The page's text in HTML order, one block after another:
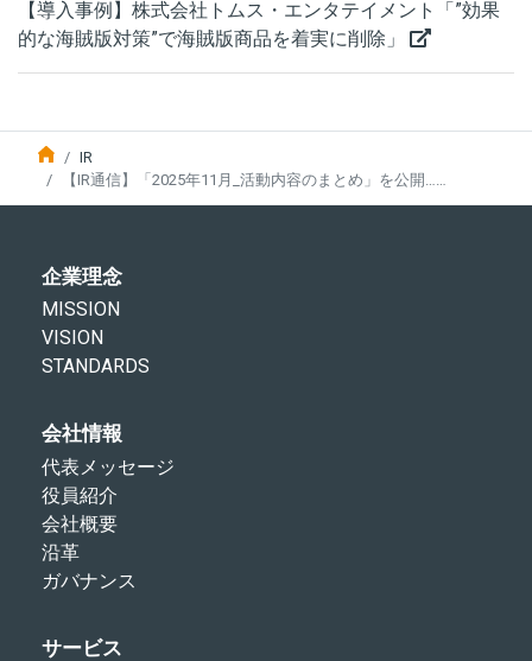
【導入事例】株式会社トムス・エンタテイメント「”効果
的な海賊版対策”で海賊版商品を着実に削除」
IR
【IR通信】「2025年11月_活動内容のまとめ」を公開……
企業理念
MISSION
VISION
STANDARDS
会社情報
代表メッセージ
役員紹介
会社概要
沿革
ガバナンス
サービス